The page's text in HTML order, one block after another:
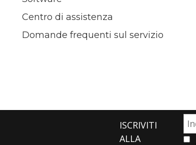
Centro di assistenza
Domande frequenti sul servizio
ISCRIVITI
ALLA